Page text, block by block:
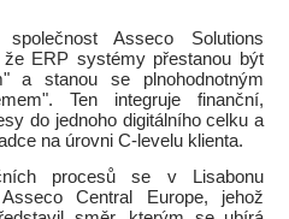
Asseco Solutions
ERP systémy přestanou být
a stanou se plnohodnotným
Ten integruje finanční,
do jednoho digitálního celku a
na úrovni C-levelu klienta.
procesů se v Lisabonu
Central Europe, jehož